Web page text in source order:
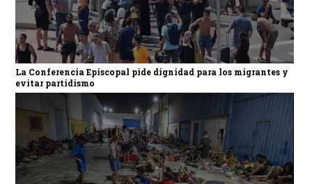
La Conferencia Episcopal pide dignidad para los migrantes y
evitar partidismo